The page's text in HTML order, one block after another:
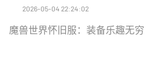
2026-05-04 22:24:02
魔兽世界怀旧服：装备乐趣无穷